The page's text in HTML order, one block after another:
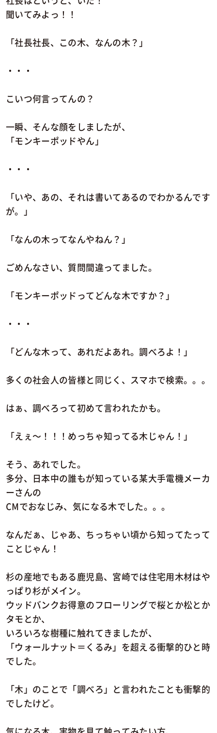
聞いてみよっ！！
「社長社長、この木、なんの木？」
・・・
こいつ何言ってんの？
一瞬、そんな顔をしましたが、
「モンキーポッドやん」
・・・
「いや、あの、それは書いてあるのでわかるんです
が。」
「なんの木ってなんやねん？」
ごめんなさい、質問間違ってました。
「モンキーポッドってどんな木ですか？」
・・・
「どんな木って、あれだよあれ。調べろよ！」
多くの社会人の皆様と同じく、スマホで検索。。。
はぁ、調べろって初めて言われたかも。
「えぇ～！！！めっちゃ知ってる木じゃん！」
そう、あれでした。
多分、日本中の誰もが知っている某大手電機メーカ
ーさんの
CMでおなじみ、気になる木でした。。。
なんだぁ、じゃあ、ちっちゃい頃から知ってたって
ことじゃん！
杉の産地でもある鹿児島、宮崎では住宅用木材はや
っぱり杉がメイン。
ウッドバンクお得意のフローリングで桜とか松とか
タモとか、
いろいろな樹種に触れてきましたが、
「ウォールナット＝くるみ」を超える衝撃的ひと時
でした。
「木」のことで「調べろ」と言われたことも衝撃的
でしたけど。